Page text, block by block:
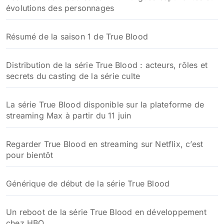
évolutions des personnages
Résumé de la saison 1 de True Blood
Distribution de la série True Blood : acteurs, rôles et
secrets du casting de la série culte
La série True Blood disponible sur la plateforme de
streaming Max à partir du 11 juin
Regarder True Blood en streaming sur Netflix, c’est
pour bientôt
Générique de début de la série True Blood
Un reboot de la série True Blood en développement